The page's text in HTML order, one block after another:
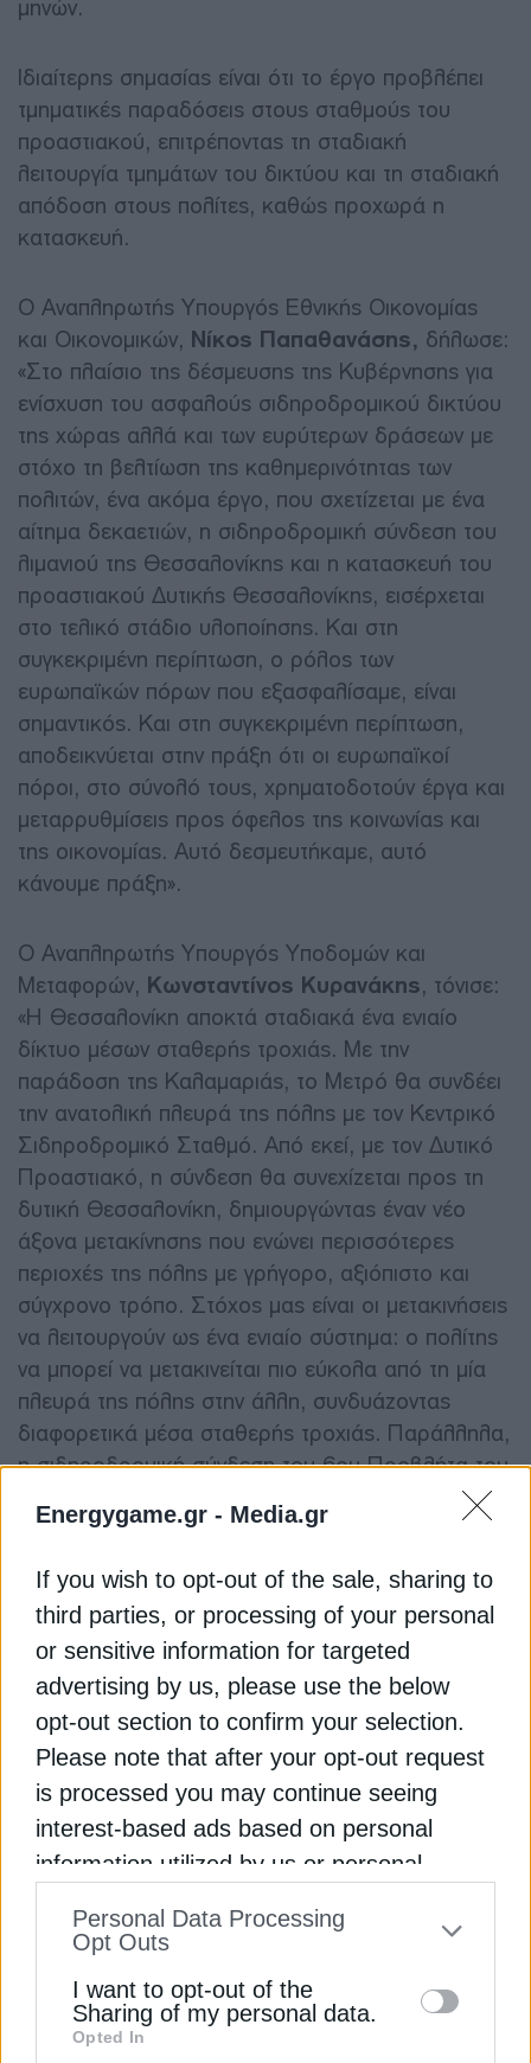
Energygame.gr - Media.gr
If you wish to opt-out of the sale, sharing to
third parties, or processing of your personal
or sensitive information for targeted
advertising by us, please use the below
opt-out section to confirm your selection.
Please note that after your opt-out request
is processed you may continue seeing
interest-based ads based on personal
information utilized by us or personal
to your opt-out. You may separately opt-out
information by third parties on the IAB’s list
of downstream participants. This
Personal Data Processing
Opt Outs
I want to opt-out of the
Sharing of my personal data.
Opted In
μηνών.
Ιδιαίτερης σημασίας είναι ότι το έργο προβλέπει
τμηματικές παραδόσεις στους σταθμούς του
προαστιακού, επιτρέποντας τη σταδιακή
λειτουργία τμημάτων του δικτύου και τη σταδιακή
απόδοση στους πολίτες, καθώς προχωρά η
κατασκευή.
Ο Αναπληρωτής Υπουργός Εθνικής Οικονομίας
και Οικονομικών, Νίκος Παπαθανάσης, δήλωσε:
«Στο πλαίσιο της δέσμευσης της Κυβέρνησης για
ενίσχυση του ασφαλούς σιδηροδρομικού δικτύου
της χώρας αλλά και των ευρύτερων δράσεων με
στόχο τη βελτίωση της καθημερινότητας των
πολιτών, ένα ακόμα έργο, που σχετίζεται με ένα
αίτημα δεκαετιών, η σιδηροδρομική σύνδεση του
λιμανιού της Θεσσαλονίκης και η κατασκευή του
προαστιακού Δυτικής Θεσσαλονίκης, εισέρχεται
στο τελικό στάδιο υλοποίησης. Και στη
συγκεκριμένη περίπτωση, ο ρόλος των
ευρωπαϊκών πόρων που εξασφαλίσαμε, είναι
σημαντικός. Και στη συγκεκριμένη περίπτωση,
αποδεικνύεται στην πράξη ότι οι ευρωπαϊκοί
πόροι, στο σύνολό τους, χρηματοδοτούν έργα και
μεταρρυθμίσεις προς όφελος της κοινωνίας και
της οικονομίας. Αυτό δεσμευτήκαμε, αυτό
κάνουμε πράξη».
Ο Αναπληρωτής Υπουργός Υποδομών και
Μεταφορών, Κωνσταντίνος Κυρανάκης, τόνισε:
«Η Θεσσαλονίκη αποκτά σταδιακά ένα ενιαίο
δίκτυο μέσων σταθερής τροχιάς. Με την
παράδοση της Καλαμαριάς, το Μετρό θα συνδέει
την ανατολική πλευρά της πόλης με τον Κεντρικό
Σιδηροδρομικό Σταθμό. Από εκεί, με τον Δυτικό
Προαστιακό, η σύνδεση θα συνεχίζεται προς τη
δυτική Θεσσαλονίκη, δημιουργώντας έναν νέο
άξονα μετακίνησης που ενώνει περισσότερες
περιοχές της πόλης με γρήγορο, αξιόπιστο και
σύγχρονο τρόπο. Στόχος μας είναι οι μετακινήσεις
να λειτουργούν ως ένα ενιαίο σύστημα: ο πολίτης
να μπορεί να μετακινείται πιο εύκολα από τη μία
πλευρά της πόλης στην άλλη, συνδυάζοντας
διαφορετικά μέσα σταθερής τροχιάς. Παράλληλα,
η σιδηροδρομική σύνδεση του 6ου Προβλήτα του
Θεσσαλονίκης ως πύλης προς τη Νοτιοανατολική
Ελλάδας – Βουλγαρίας – Ρουμανίας. Είναι ένα
έργο για την καθημερινότητα της πόλης, αλλά και
για τη θέση της Θεσσαλονίκης στον νέο
μεταφορικό χάρτη της περιοχής».
Ο Γενικός Γραμματέας Διαχείρισης Τομεακών
Προγραμμάτων ΕΤΠΑ, Ταμείου Συνοχής και ΕΚΤ,
Βασίλειος Σιαδήμας,δήλωσε: «Μέσα από το
Πρόγραμμα “Μεταφορές 2021-2027” του ΕΣΠΑ
πρόκειται να χρηματοδοτηθούν παρεμβάσεις όπως
αυτή, που βελτιώνουν τη συνδεσιμότητα και
αναβαθμίζουν τις σιδηροδρομικές υποδομές της
χώρας. Ο Δυτικός Προαστιακός Θεσσαλονίκης
και η σιδηροδρομική σύνδεση του 6ου
Προβλήτα
του ΟΛΘ είναι έργα που στηρίζει το Πρόγραμμα: